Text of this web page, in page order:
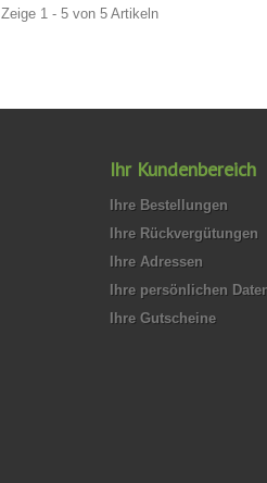
Zeige 1 - 5 von 5 Artikeln
Ihr Kundenbereich
Ihre Bestellungen
Ihre Rückvergütungen
Ihre Adressen
Ihre persönlichen
Ihre Gutscheine